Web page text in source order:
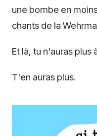
une bombe en
chants de la
Et là, tu n'auras plus
T'en auras plus.